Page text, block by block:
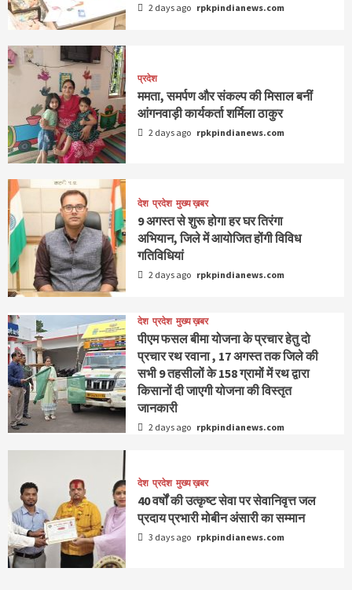
2 days ago rpkpindianews.com
प्रदेश
ममता, समर्पण और संकल्प की मिसाल बनीं
आंगनवाड़ी कार्यकर्ता शर्मिला ठाकुर
2 days ago rpkpindianews.com
देश प्रदेश मुख्य ख़बर
9 अगस्‍त से शुरू होगा हर घर तिरंगा
अभियान, जिले में आयोजित होंगी विविध
गतिविधियां
2 days ago rpkpindianews.com
देश प्रदेश मुख्य ख़बर
पीएम फसल बीमा योजना के प्रचार हेतु दो
प्रचार रथ रवाना , 17 अगस्त तक जिले की
सभी 9 तहसीलों के 158 ग्रामों में रथ द्वारा
किसानों दी जाएगी योजना की विस्तृत
जानकारी
2 days ago rpkpindianews.com
देश प्रदेश मुख्य ख़बर
40 वर्षों की उत्कृष्ट सेवा पर सेवानिवृत्त जल
प्रदाय प्रभारी मोबीन अंसारी का सम्मान
3 days ago rpkpindianews.com